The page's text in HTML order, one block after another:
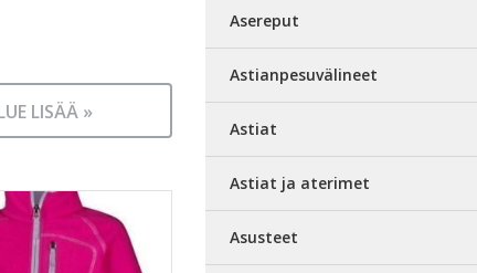
LISÄÄ »
Asereput
Astianpesuvälineet
Astiat
Astiat ja aterimet
Asusteet